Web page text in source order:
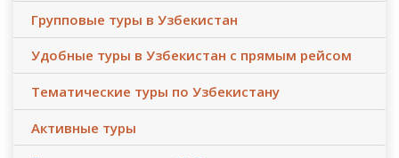
Групповые туры в Узбекистан
Удобные туры в Узбекистан с прямым рейсом
Тематические туры по Узбекистану
Активные туры